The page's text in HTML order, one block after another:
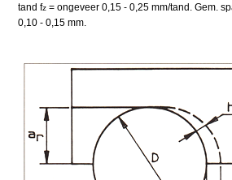
tand fz = ongeveer 0,15 - 0,25 mm/tand. Gem.
0,10 - 0,15 mm.